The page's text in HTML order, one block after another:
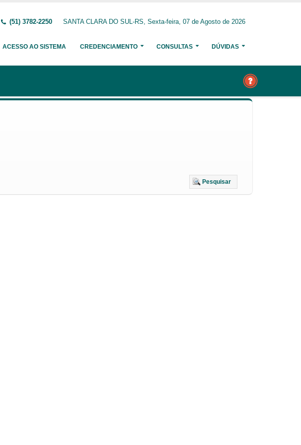
(51) 3782-2250 SANTA CLARA DO SUL-RS, Sexta-feira, 07 de Agosto de 2026
ACESSO AO SISTEMA CREDENCIAMENTO CONSULTAS DÚVIDAS
Pesquisar